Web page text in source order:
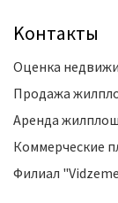
Kонтакты
Оценка
Продажа
Аренда
Коммерческие
Филиал